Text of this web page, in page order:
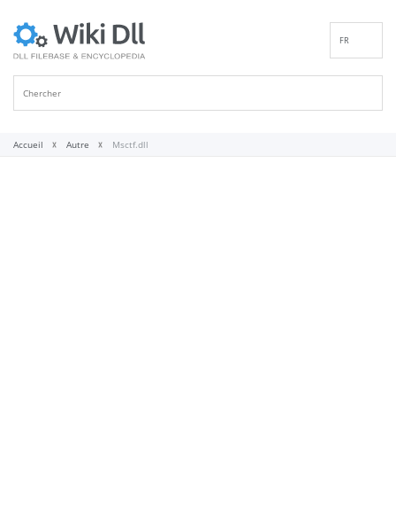
FR
Accueil Autre Msctf.dll